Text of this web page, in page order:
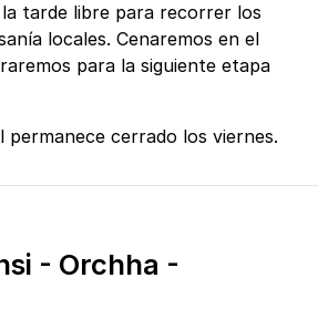
tarde libre para recorrer los
locales. Cenaremos en el
para la siguiente etapa
permanece cerrado los viernes.
- Orchha -